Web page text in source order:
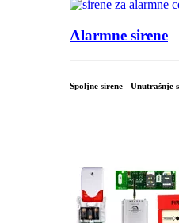
Alarmne sirene
Spoljne sirene - Unutrašnje